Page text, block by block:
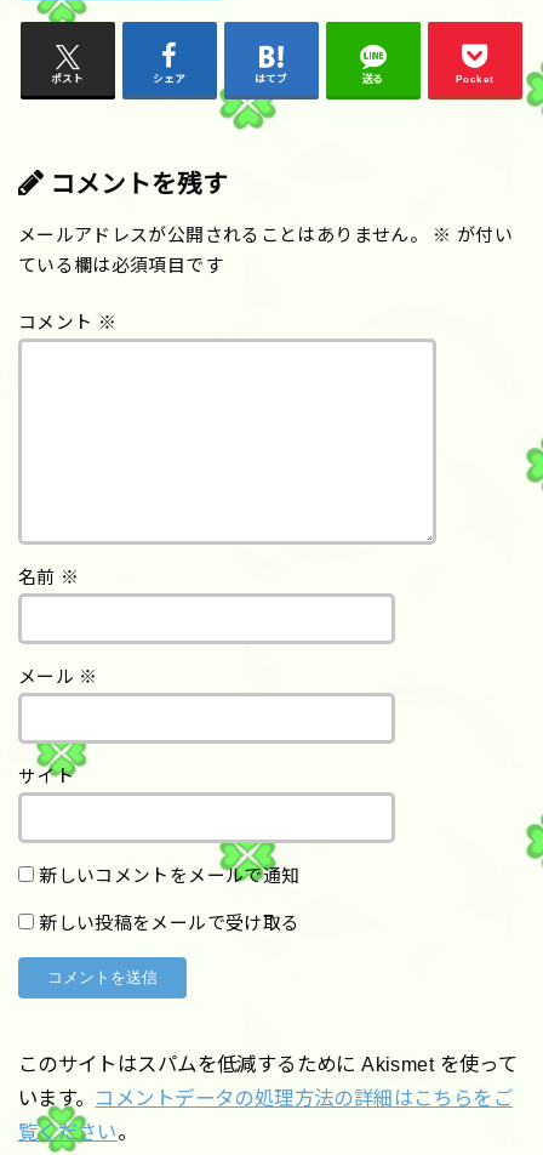
ポスト シェア はてブ 送る Pocket
コメントを残す
メールアドレスが公開されることはありません。 ※ が付い
ている欄は必須項目です
コメント ※
名前 ※
メール ※
サイト
新しいコメントをメールで通知
新しい投稿をメールで受け取る
このサイトはスパムを低減するために Akismet を使って
います。 コメントデータの処理方法の詳細はこちらをご
覧ください。